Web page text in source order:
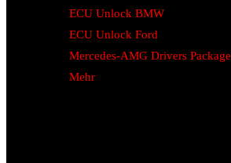
ECU Unlock BMW
ECU Unlock Ford
Mercedes-AMG Drivers Package
Mehr